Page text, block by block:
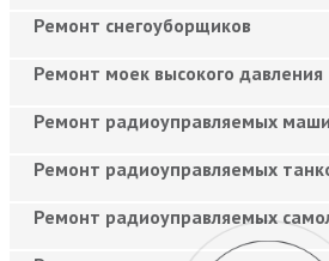
Ремонт снегоуборщиков
Ремонт моек высокого давления
Ремонт радиоуправляемых
Ремонт радиоуправляемых
Ремонт радиоуправляемых